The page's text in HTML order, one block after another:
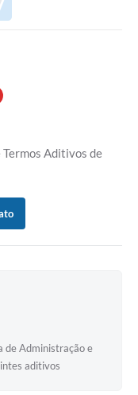
Termos Aditivos de
de Administração e
aditivos